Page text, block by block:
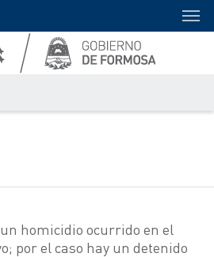
homicidio ocurrido en el
por el caso hay un detenido